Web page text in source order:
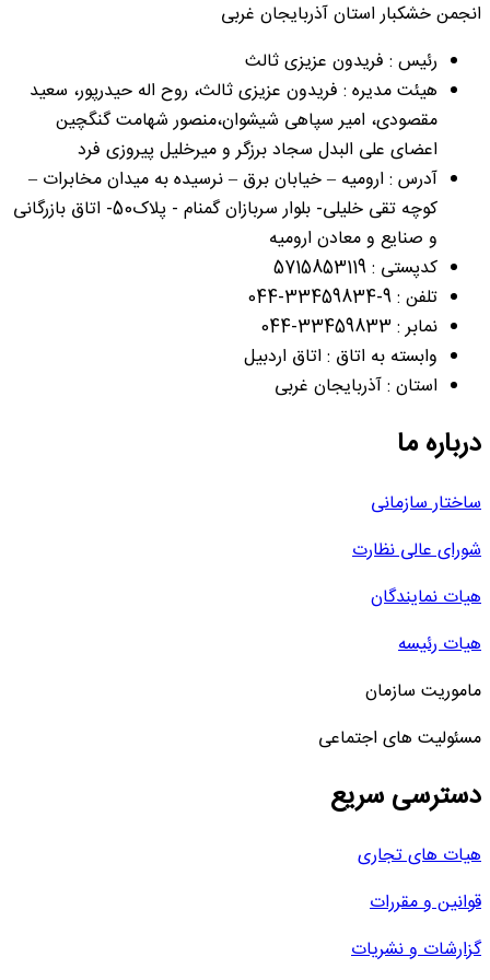
انجمن خشکبار استان آذربایجان غربی
رئیس : فریدون عزیزی ثالث
هیئت مدیره : فریدون عزیزی ثالث، روح اله حیدرپور، سعید
مقصودی، امیر سپاهی شیشوان،منصور شهامت گنگچین
اعضای علی البدل سجاد برزگر و میرخلیل پیروزی فرد
آدرس : ارومیه – خیابان برق – نرسیده به میدان مخابرات –
کوچه تقی خلیلی- بلوار سربازان گمنام - پلاک50- اتاق بازرگانی
و صنایع و معادن ارومیه
کدپستی : 5715853119
تلفن : 9-33459834-044
نمابر : 33459833-044
وابسته به اتاق : اتاق اردبیل
استان : آذربایجان غربی
درباره ما
ساختار سازمانی
شورای عالی نظارت
هیات نمایندگان
هیات رئیسه
ماموریت سازمان
مسئولیت های اجتماعی
دسترسی سریع
هیات های تجاری
قوانین و مقررات
گزارشات و نشریات